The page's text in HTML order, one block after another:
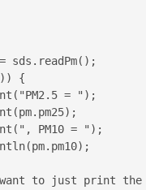
sds.readPm();
{
= ");
PM10 = ");
to just print the